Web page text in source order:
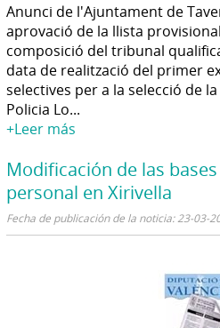
Anunci de l'Ajuntament de
aprovació de la llista
composició del tribunal
data de realització del primer
selectives per a la selecció de
Policia Lo...
+Leer más
Modificación de las
personal en Xirivella
Fecha de publicación de la noticia: 23-03-